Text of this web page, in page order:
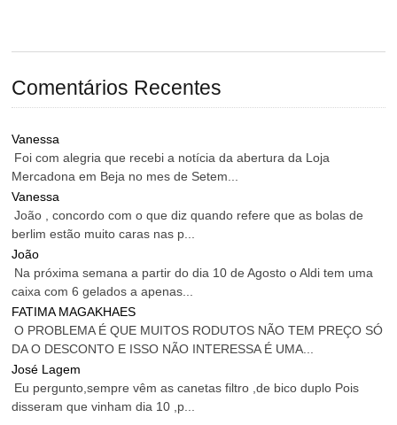
Comentários Recentes
Vanessa
Foi com alegria que recebi a notícia da abertura da Loja
Mercadona em Beja no mes de Setem...
Vanessa
João , concordo com o que diz quando refere que as bolas de
berlim estão muito caras nas p...
João
Na próxima semana a partir do dia 10 de Agosto o Aldi tem uma
caixa com 6 gelados a apenas...
FATIMA MAGAKHAES
O PROBLEMA É QUE MUITOS RODUTOS NÃO TEM PREÇO SÓ
DA O DESCONTO E ISSO NÃO INTERESSA É UMA...
José Lagem
Eu pergunto,sempre vêm as canetas filtro ,de bico duplo Pois
disseram que vinham dia 10 ,p...